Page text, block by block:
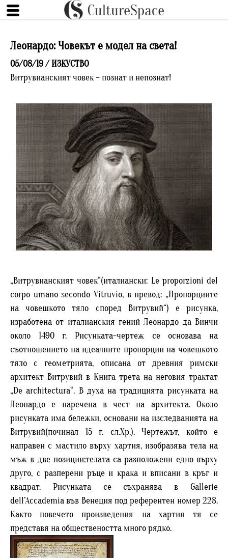
Леонардо: Човекът е модел на света!
05/08/19 /ИЗКУСТВО
Витрувианският човек – познат и непознат!
„Витрувианският човек“(италиански: Le proporzioni del
corpo umano secondo Vitruvio, в превод: „Пропорциите
на човешкото тяло според Витрувий“) е рисунка,
изработена от италианския гений Леонардо да Винчи
около 1490 г. Рисунката-чертеж се основава на
съотношението на идеалните пропорции на човешкото
тяло с геометрията, описана от древния римски
архитект Витрувий в Книга трета на неговия трактат
„De architectura“. В духа на традицията рисунката на
Леонардо е наречена в чест на архитекта. Около
рисунката има бележки, основани на изследванията на
Витрувий(починал 15 г. сл.Хр.). Чертежът, който е
направен с мастило върху хартия, изобразява тела на
мъж в две позиции;телата са разположени едно върху
друго, с разперени ръце и крака и вписани в кръг и
квадрат. Рисунката се съхранява в Gallerie
dell’Accademia във Венеция под референтен номер 228.
Както повечето произведения на хартия тя се
представя на обществеността много рядко.